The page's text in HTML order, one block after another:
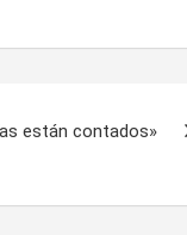
están contados»